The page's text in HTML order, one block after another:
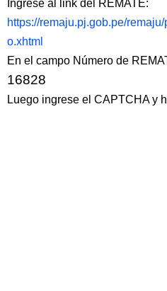
Ingrese al link del REMATE:
https://remaju.pj.gob.pe/
o.xhtml
En el campo Número de
16828
Luego ingrese el CAPTCHA y